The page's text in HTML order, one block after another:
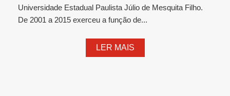
Universidade Estadual Paulista Júlio de Mesquita Filho.
De 2001 a 2015 exerceu a função de...
LER MAIS